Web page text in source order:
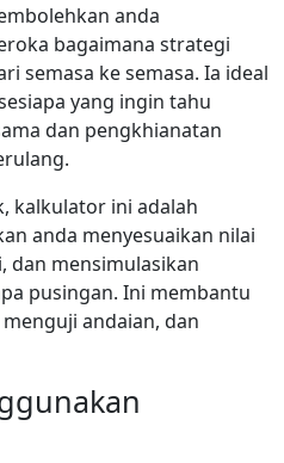
anda
bagaimana strategi
semasa ke semasa. Ia ideal
yang ingin tahu
dan pengkhianatan
kalkulator ini adalah
anda menyesuaikan nilai
dan mensimulasikan
pusingan. Ini membantu
menguji andaian, dan